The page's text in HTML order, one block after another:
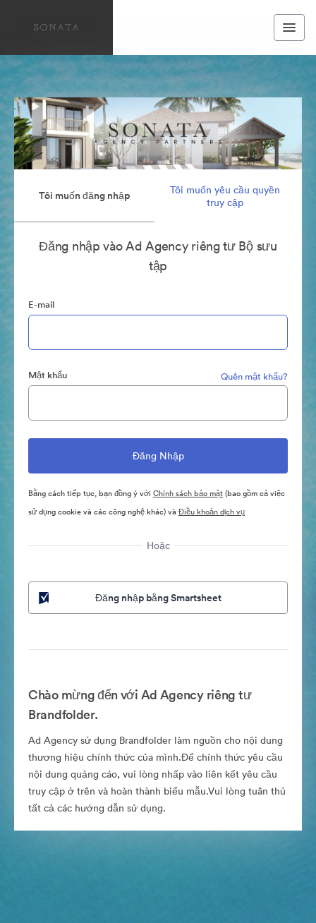
Tôi muốn đăng nhập
Tôi muốn yêu cầu quyền
truy cập
Đăng nhập vào Ad Agency riêng tư Bộ sưu
tập
E-mail
Mật khẩu Quên mật khẩu?
Bằng cách tiếp tục, bạn đồng ý với Chính sách bảo mật(bao gồm cả việc
sử dụng cookie và các công nghệ khác) và Điều khoản dịch vụ
Hoặc
Đăng nhập bằng Smartsheet
Chào mừng đến với Ad Agency riêng tư
Brandfolder.
Ad Agency sử dụng Brandfolder làm nguồn cho nội dung
thương hiệu chính thức của mình.Để chính thức yêu cầu
nội dung quảng cáo, vui lòng nhấp vào liên kết yêu cầu
truy cập ở trên và hoàn thành biểu mẫu.Vui lòng tuân thủ
tất cả các hướng dẫn sử dụng.